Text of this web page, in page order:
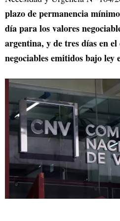
plazo de permanencia
día para los valores
argentina, y de tres días en el
negociables emitidos bajo ley